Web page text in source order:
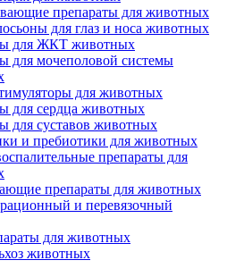
препараты для животных
для глаз и носа животных
для ЖКТ животных
для мочеполовой системы
для животных
для сердца животных
для суставов животных
и пребиотики для животных
препараты для
препараты для животных
и перевязочный
для животных
животных